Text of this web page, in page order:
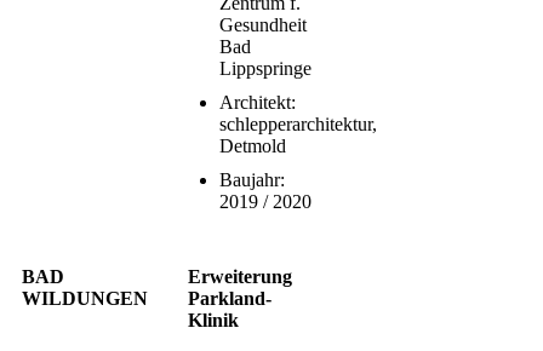
Gesundheit
Bad
Lippspringe
Architekt:
schlepperarchitektur,
Detmold
Baujahr:
2019 / 2020
BAD
WILDUNGEN
Erweiterung
Parkland-
Klinik